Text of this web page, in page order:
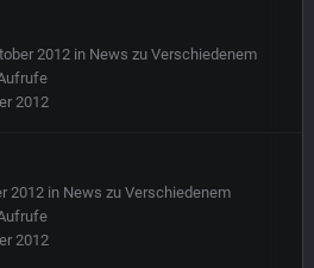
2012 in News zu Verschiedenem
2012
2012 in News zu Verschiedenem
2012